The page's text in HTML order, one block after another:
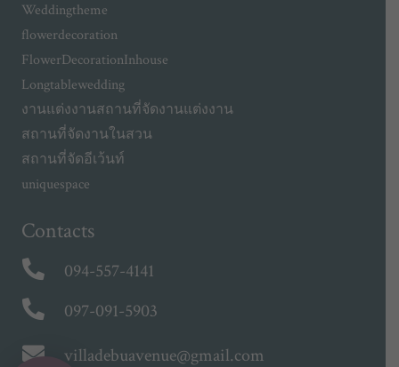
Weddingtheme
flowerdecoration
FlowerDecorationInhouse
Longtablewedding
งานแต่งงานสถานที่จัดงานแต่งงาน
สถานที่จัดงานในสวน
สถานที่จัดอีเว้นท์
uniquespace
Contacts
094-557-4141
097-091-5903
villadebuavenue@gmail.com